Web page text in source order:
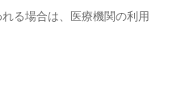
る場合は、医療機関の利用